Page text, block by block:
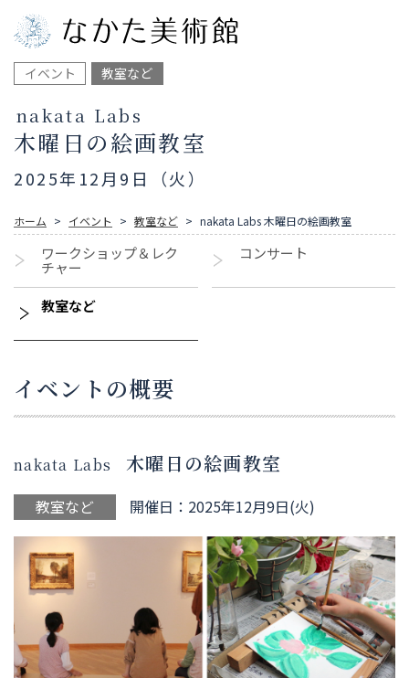
イベント 教室など
nakata Labs
木曜日の絵画教室
2025年12月9日（火）
ホーム イベント 教室など nakata Labs 木曜日の絵画教室
ワークショップ＆レク
チャー
コンサート
教室など
イベントの概要
nakata Labs 木曜日の絵画教室
教室など 開催日：2025年12月9日(火)